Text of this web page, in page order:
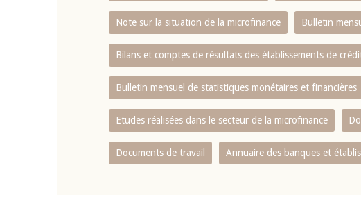
Note sur la situation de la microfinance Bulletin
Bilans et comptes de résultats des établissements de
Bulletin mensuel de statistiques monétaires et financières
Etudes réalisées dans le secteur de la microfinance
Documents de travail Annuaire des banques et